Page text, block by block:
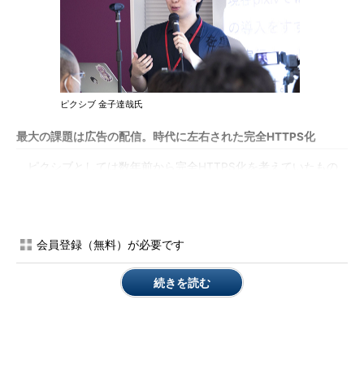
ピクシブ 金子達哉氏
最大の課題は広告の配信。時代に左右された完全HTTPS化
ピクシブとしては数年前から完全HTTPS化を考えていたもの
り、可能となったという。
サーバマシンの命令セットからデータベースまでレイヤーをまた
会員登録（無料）が必要です
続きを読む